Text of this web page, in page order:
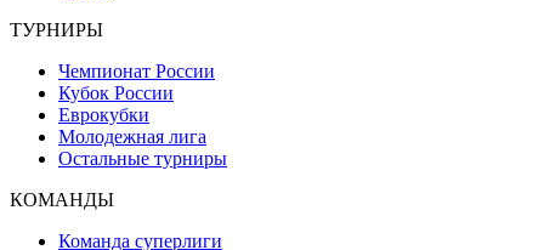
ТУРНИРЫ
Чемпионат России
Кубок России
Еврокубки
Молодежная лига
Остальные турниры
КОМАНДЫ
Команда суперлиги